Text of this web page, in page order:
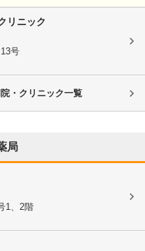
リニック
号
・クリニック一覧
局
1、2階